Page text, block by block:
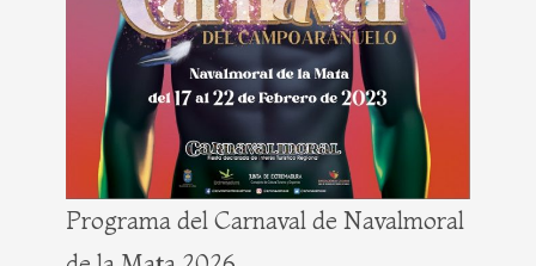
Programa del Carnaval de Navalmoral